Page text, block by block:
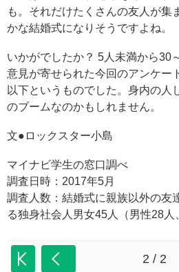
も。それだけたくさんの友人が集
かな結婚式になりそうですよね。
いかがでしたか？ 5人未満から30
意見が寄せられた今回のアンケー
以下というものでした。身内の人
のブームなのかもしれません。
文●ロックスター小島
マイナビ学生の窓口調べ
調査日時：2017年5月
調査人数：結婚式に親族以外の友
る独身社会人男女45人（男性28人
2 / 2